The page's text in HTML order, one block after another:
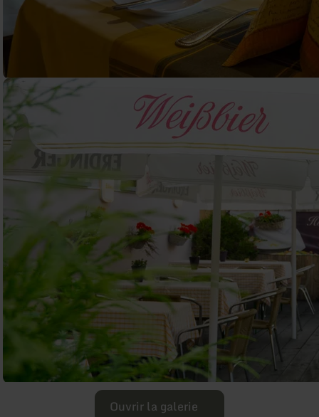
Ouvrir la galerie